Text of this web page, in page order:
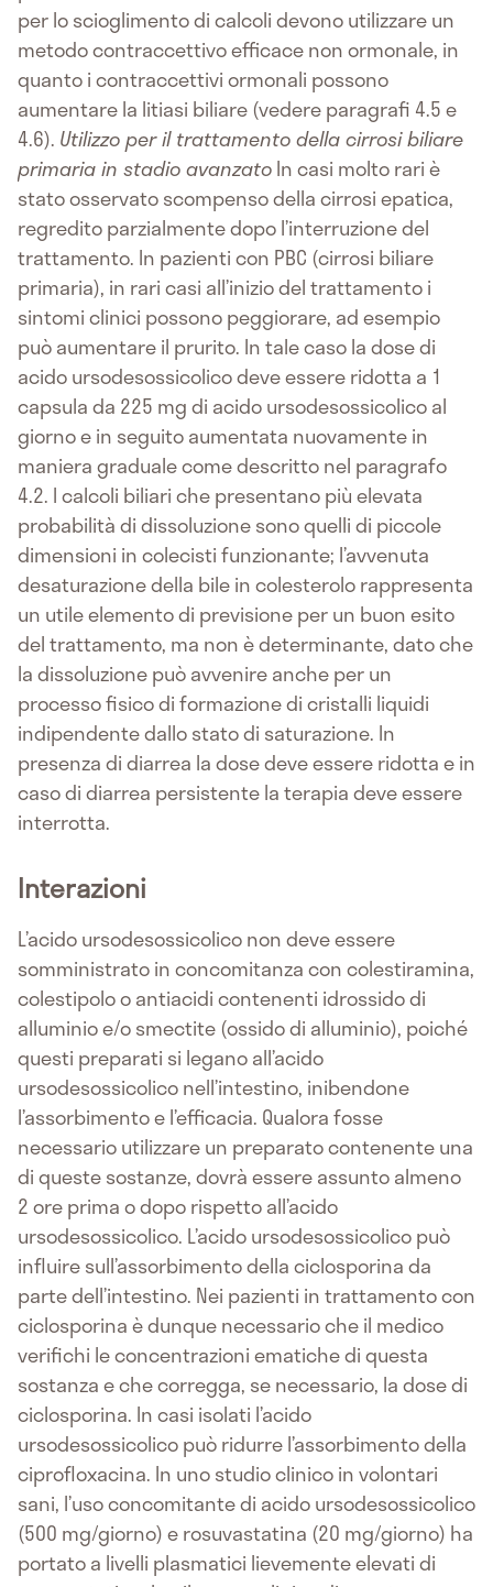
per lo scioglimento di calcoli devono utilizzare un
metodo contraccettivo efficace non ormonale, in
quanto i contraccettivi ormonali possono
aumentare la litiasi biliare (vedere paragrafi 4.5 e
4.6). Utilizzo per il trattamento della cirrosi biliare
primaria in stadio avanzatoIn casi molto rari è
stato osservato scompenso della cirrosi epatica,
regredito parzialmente dopo l’interruzione del
trattamento. In pazienti con PBC (cirrosi biliare
primaria), in rari casi all’inizio del trattamento i
sintomi clinici possono peggiorare, ad esempio
può aumentare il prurito. In tale caso la dose di
acido ursodesossicolico deve essere ridotta a 1
capsula da 225 mg di acido ursodesossicolico al
giorno e in seguito aumentata nuovamente in
maniera graduale come descritto nel paragrafo
4.2. I calcoli biliari che presentano più elevata
probabilità di dissoluzione sono quelli di piccole
dimensioni in colecisti funzionante; l’avvenuta
desaturazione della bile in colesterolo rappresenta
un utile elemento di previsione per un buon esito
del trattamento, ma non è determinante, dato che
la dissoluzione può avvenire anche per un
processo fisico di formazione di cristalli liquidi
indipendente dallo stato di saturazione. In
presenza di diarrea la dose deve essere ridotta e in
caso di diarrea persistente la terapia deve essere
interrotta.
Interazioni
L’acido ursodesossicolico non deve essere
somministrato in concomitanza con colestiramina,
colestipolo o antiacidi contenenti idrossido di
alluminio e/o smectite (ossido di alluminio), poiché
questi preparati si legano all’acido
ursodesossicolico nell’intestino, inibendone
l’assorbimento e l’efficacia. Qualora fosse
necessario utilizzare un preparato contenente una
di queste sostanze, dovrà essere assunto almeno
2 ore prima o dopo rispetto all’acido
ursodesossicolico. L’acido ursodesossicolico può
influire sull’assorbimento della ciclosporina da
parte dell’intestino. Nei pazienti in trattamento con
ciclosporina è dunque necessario che il medico
verifichi le concentrazioni ematiche di questa
sostanza e che corregga, se necessario, la dose di
ciclosporina. In casi isolati l’acido
ursodesossicolico può ridurre l’assorbimento della
ciprofloxacina. In uno studio clinico in volontari
sani, l’uso concomitante di acido ursodesossicolico
(500 mg/giorno) e rosuvastatina (20 mg/giorno) ha
portato a livelli plasmatici lievemente elevati di